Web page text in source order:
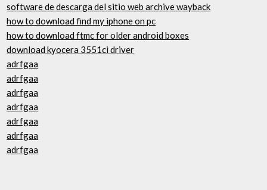
software de descarga del sitio web archive wayback
how to download find my iphone on pc
how to download ftmc for older android boxes
download kyocera 3551ci driver
adrfgaa
adrfgaa
adrfgaa
adrfgaa
adrfgaa
adrfgaa
adrfgaa